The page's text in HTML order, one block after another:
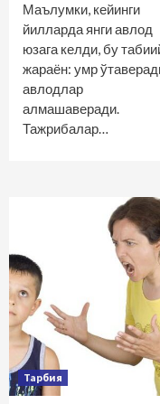
Маълумки, кейинги
йилларда янги авлод
юзага келди, бу
жараён: умр
авлодлар
алмашаверади.
Тажрибалар…
Тарбия